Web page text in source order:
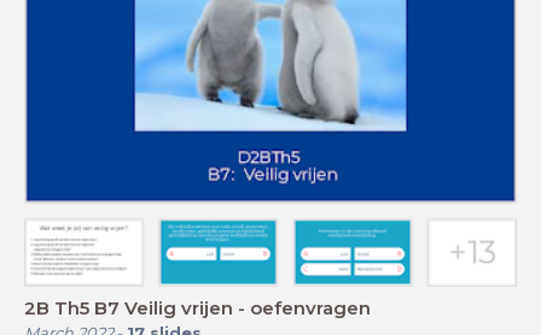
2B Th5 B7 Veilig vrijen - oefenvragen